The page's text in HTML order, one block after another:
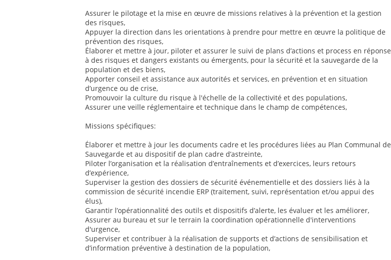
Assurer le pilotage et la mise en œuvre de missions relatives à la prévention et la gestion
des risques,
Appuyer la direction dans les orientations à prendre pour mettre en œuvre la politique de
prévention des risques,
Élaborer et mettre à jour, piloter et assurer le suivi de plans d’actions et process en réponse
à des risques et dangers existants ou émergents, pour la sécurité et la sauvegarde de la
population et des biens,
Apporter conseil et assistance aux autorités et services, en prévention et en situation
d’urgence ou de crise,
Promouvoir la culture du risque à l'échelle de la collectivité et des populations,
Assurer une veille réglementaire et technique dans le champ de compétences,
Missions spécifiques:
Élaborer et mettre à jour les documents cadre et les procédures liées au Plan Communal de
Sauvegarde et au dispositif de plan cadre d’astreinte,
Piloter l’organisation et la réalisation d’entraînements et d’exercices, leurs retours
d’expérience,
Superviser la gestion des dossiers de sécurité événementielle et des dossiers liés à la
commission de sécurité incendie ERP (traitement, suivi, représentation et/ou appui des
élus),
Garantir l’opérationnalité des outils et dispositifs d’alerte, les évaluer et les améliorer,
Assurer au bureau et sur le terrain la coordination opérationnelle d'interventions
d'urgence,
Superviser et contribuer à la réalisation de supports et d’actions de sensibilisation et
d’information préventive à destination de la population,